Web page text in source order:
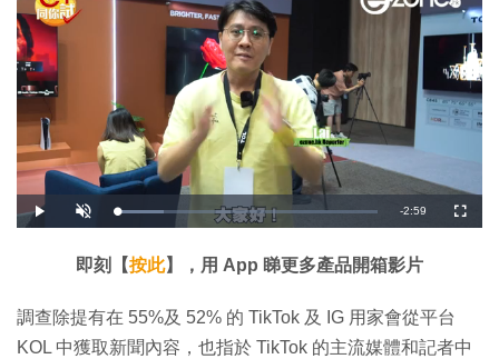
播
放
開
啟
載
入
:
1
0
%
剩
時
間
-2:59
全
螢
即刻【按此】，用 App 睇更多產品開箱影片
調查除提有在 55%及 52% 的 TikTok 及 IG 用家會從平台
KOL 中獲取新聞內容，也指於 TikTok 的主流媒體和記者中